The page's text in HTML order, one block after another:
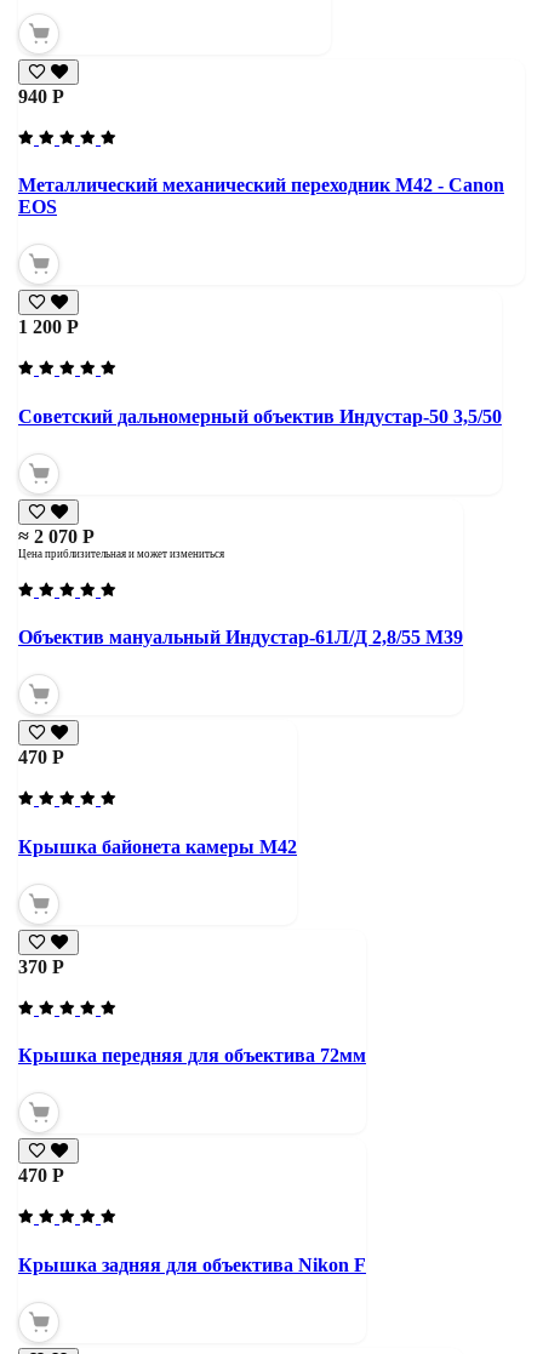
940 Р
Металлический механический переходник M42 - Canon
EOS
1 200 Р
Советский дальномерный объектив Индустар-50 3,5/50
≈ 2 070 Р
Цена приблизительная и может измениться
Объектив мануальный Индустар-61Л/Д 2,8/55 М39
470 Р
Крышка байонета камеры М42
370 Р
Крышка передняя для объектива 72мм
470 Р
Крышка задняя для объектива Nikon F